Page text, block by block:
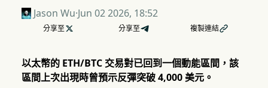
Jason Wu·Jun 02 2026, 18:52
分享至  分享至 複製連結
以太幣的 ETH/BTC 交易對已回到一個動能區間，該
區間上次出現時曾預示反彈突破 4,000 美元。